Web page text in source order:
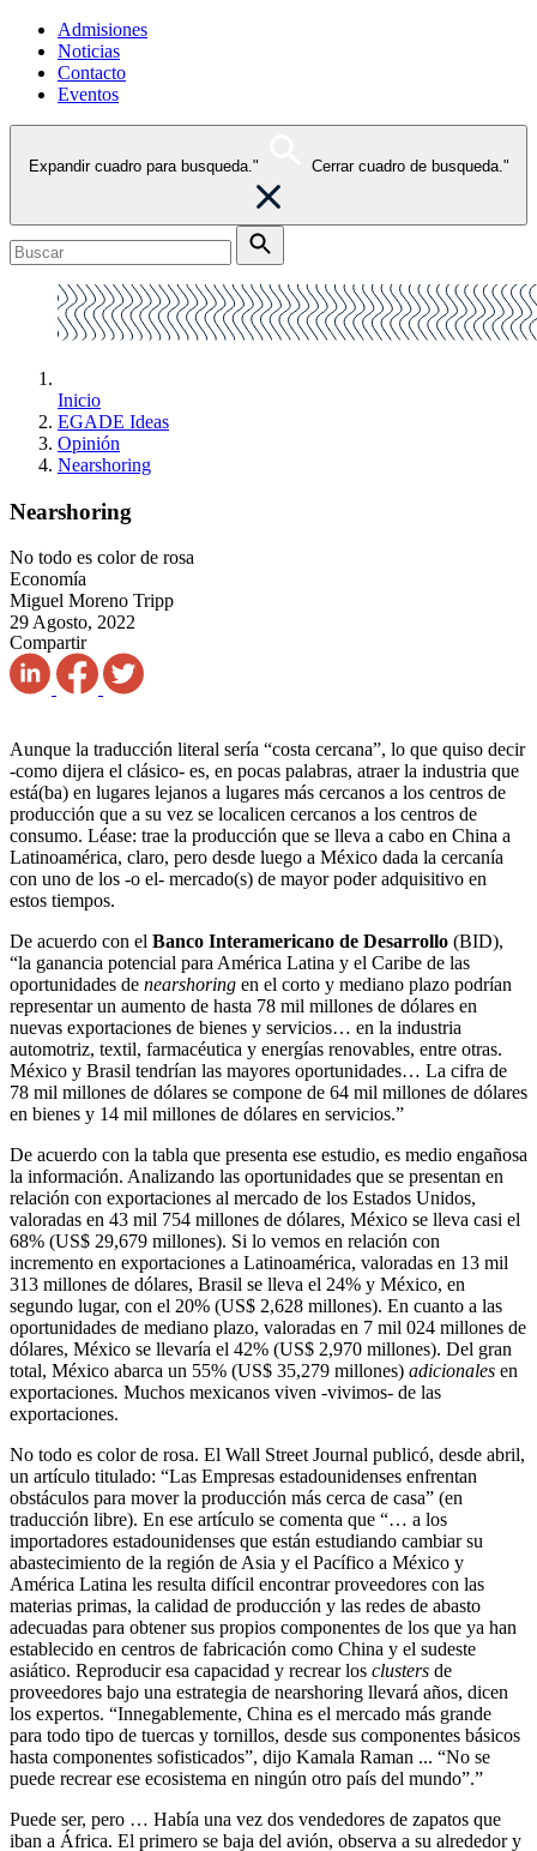
Admisiones
Noticias
Contacto
Eventos
Expandir cuadro para busqueda." Cerrar cuadro de busqueda."
Inicio
EGADE Ideas
Opinión
Nearshoring
Nearshoring
No todo es color de rosa
Economía
Miguel Moreno Tripp
29 Agosto, 2022
Compartir
Aunque la traducción literal sería “costa cercana”, lo que quiso decir
-como dijera el clásico- es, en pocas palabras, atraer la industria que
está(ba) en lugares lejanos a lugares más cercanos a los centros de
producción que a su vez se localicen cercanos a los centros de
consumo. Léase: trae la producción que se lleva a cabo en China a
Latinoamérica, claro, pero desde luego a México dada la cercanía
con uno de los -o el- mercado(s) de mayor poder adquisitivo en
estos tiempos.
De acuerdo con el Banco Interamericano de Desarrollo (BID),
“la ganancia potencial para América Latina y el Caribe de las
oportunidades de nearshoring en el corto y mediano plazo podrían
representar un aumento de hasta 78 mil millones de dólares en
nuevas exportaciones de bienes y servicios… en la industria
automotriz, textil, farmacéutica y energías renovables, entre otras.
México y Brasil tendrían las mayores oportunidades… La cifra de
78 mil millones de dólares se compone de 64 mil millones de dólares
en bienes y 14 mil millones de dólares en servicios.”
De acuerdo con la tabla que presenta ese estudio, es medio engañosa
la información. Analizando las oportunidades que se presentan en
relación con exportaciones al mercado de los Estados Unidos,
valoradas en 43 mil 754 millones de dólares, México se lleva casi el
68% (US$ 29,679 millones). Si lo vemos en relación con
incremento en exportaciones a Latinoamérica, valoradas en 13 mil
313 millones de dólares, Brasil se lleva el 24% y México, en
segundo lugar, con el 20% (US$ 2,628 millones). En cuanto a las
oportunidades de mediano plazo, valoradas en 7 mil 024 millones de
dólares, México se llevaría el 42% (US$ 2,970 millones). Del gran
total, México abarca un 55% (US$ 35,279 millones) adicionales en
exportaciones. Muchos mexicanos viven -vivimos- de las
exportaciones.
No todo es color de rosa. El Wall Street Journal publicó, desde abril,
un artículo titulado: “Las Empresas estadounidenses enfrentan
obstáculos para mover la producción más cerca de casa” (en
traducción libre). En ese artículo se comenta que “… a los
importadores estadounidenses que están estudiando cambiar su
abastecimiento de la región de Asia y el Pacífico a México y
América Latina les resulta difícil encontrar proveedores con las
materias primas, la calidad de producción y las redes de abasto
adecuadas para obtener sus propios componentes de los que ya han
establecido en centros de fabricación como China y el sudeste
asiático. Reproducir esa capacidad y recrear los clusters de
proveedores bajo una estrategia de nearshoring llevará años, dicen
los expertos. “Innegablemente, China es el mercado más grande
para todo tipo de tuercas y tornillos, desde sus componentes básicos
hasta componentes sofisticados”, dijo Kamala Raman ... “No se
puede recrear ese ecosistema en ningún otro país del mundo”.”
Puede ser, pero … Había una vez dos vendedores de zapatos que
iban a África. El primero se baja del avión, observa a su alrededor y